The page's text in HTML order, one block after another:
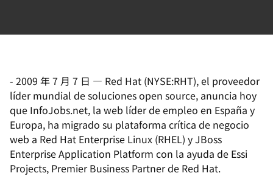
- 2009 年 7 月 7 日 — Red Hat (NYSE:RHT), el proveedor
líder mundial de soluciones open source, anuncia hoy
que InfoJobs.net, la web líder de empleo en España y
Europa, ha migrado su plataforma crítica de negocio
web a Red Hat Enterprise Linux (RHEL) y JBoss
Enterprise Application Platform con la ayuda de Essi
Projects, Premier Business Partner de Red Hat.